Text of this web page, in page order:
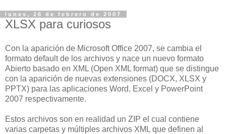
lunes, 26 de febrero de 2007
XLSX para curiosos
Con la aparición de Microsoft Office 2007, se cambia el
formato default de los archivos y nace un nuevo formato
Abierto basado en XML (Open XML format) que se distingue
con la aparición de nuevas extensiones (DOCX, XLSX y
PPTX) para las aplicaciones Word, Excel y PowerPoint
2007 respectivamente.
Estos archivos son en realidad un ZIP el cual contiene
varias carpetas y múltiples archivos XML que definen al